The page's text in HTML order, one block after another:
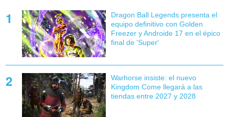
Dragon Ball Legends presenta el
equipo definitivo con Golden
Freezer y Androide 17 en el épico
final de 'Super'
Warhorse insiste: el nuevo
Kingdom Come llegará a las
tiendas entre 2027 y 2028